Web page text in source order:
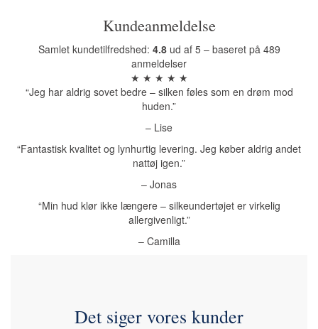
Kundeanmeldelse
Samlet kundetilfredshed: 4.8ud af 5 – baseret på 489
anmeldelser
★ ★ ★ ★ ★
“Jeg har aldrig sovet bedre – silken føles som en drøm mod
huden.”
– Lise
“Fantastisk kvalitet og lynhurtig levering. Jeg køber aldrig andet
nattøj igen.”
– Jonas
“Min hud klør ikke længere – silkeundertøjet er virkelig
allergivenligt.”
– Camilla
Det siger vores kunder